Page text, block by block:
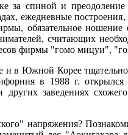
спиной и преодоление
ежедневные построения,
обязательное
считающих
фирмы "гомо мицуи",
и в Южной Корее
в 1988 г.
заведениях
напряжения?